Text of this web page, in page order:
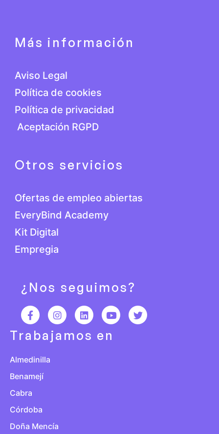
Más información
Aviso Legal
Política de cookies
Política de privacidad
Aceptación RGPD
Otros servicios
Ofertas de empleo abiertas
EveryBind Academy
Kit Digital
Empregia
¿Nos seguimos?
Trabajamos en
Almedinilla
Benamejí
Cabra
Córdoba
Doña Mencía